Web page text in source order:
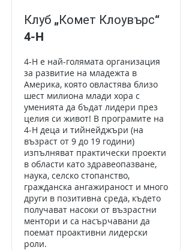
Клуб „Комет Клоувърс“
4-H
4-H е най-голямата организация
за развитие на младежта в
Америка, която овластява близо
шест милиона млади хора с
уменията да бъдат лидери през
целия си живот! В програмите на
4-H деца и тийнейджъри (на
възраст от 9 до 19 години)
изпълняват практически проекти
в области като здравеопазване,
наука, селско стопанство,
гражданска ангажираност и много
други в позитивна среда, където
получават насоки от възрастни
ментори и са насърчавани да
поемат проактивни лидерски
роли.